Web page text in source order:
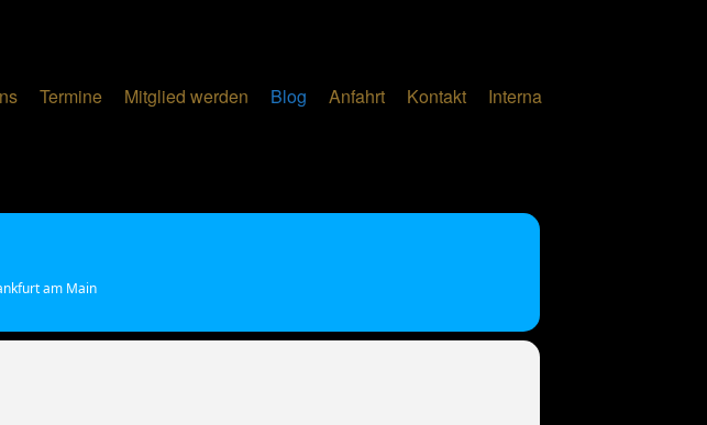
Termine Mitglied werden Blog Anfahrt Kontakt Interna
am Main